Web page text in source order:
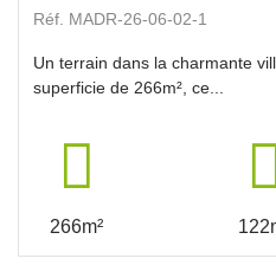
Réf. MADR-26-06-02-1
Un terrain dans la charmante
superficie de 266m², ce...
266m²